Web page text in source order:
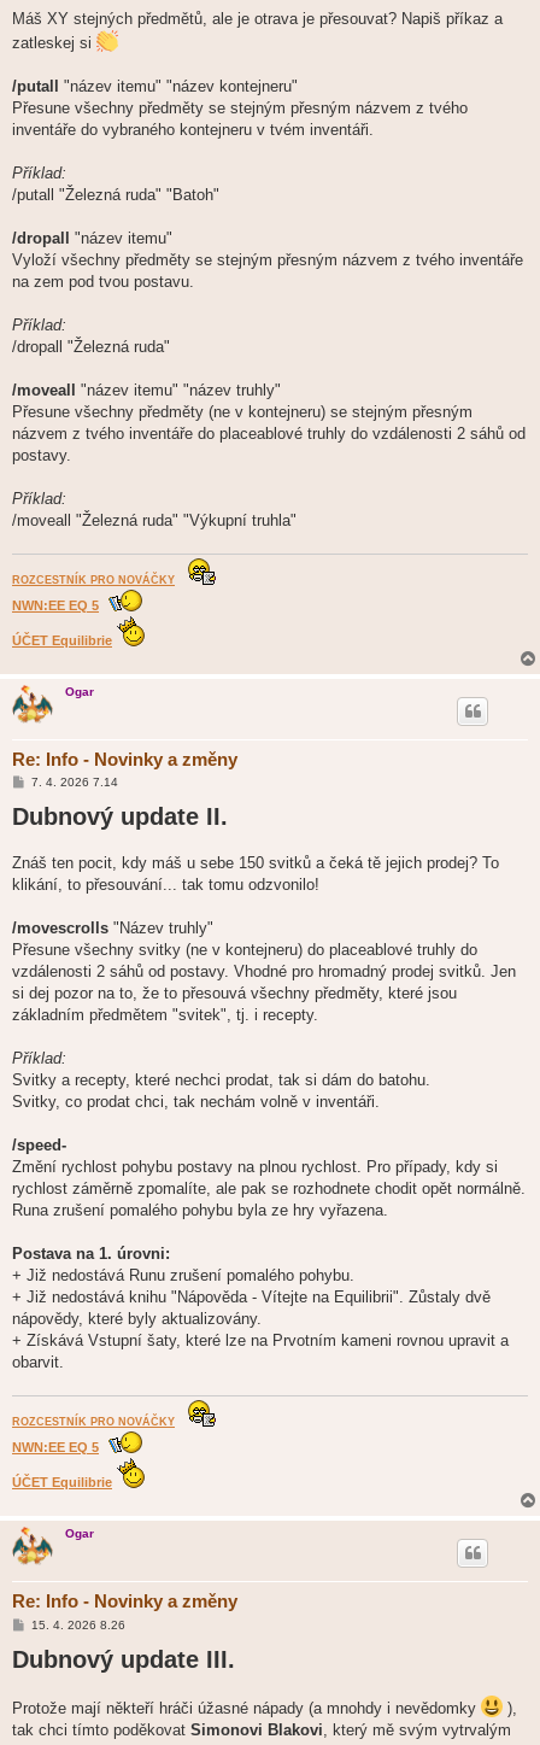
Máš XY stejných předmětů, ale je otrava je přesouvat? Napiš příkaz a
zatleskej si
/putall
"název itemu" "název kontejneru"
Přesune všechny předměty se stejným přesným názvem z tvého
inventáře do vybraného kontejneru v tvém inventáři.
Příklad:
/putall "Železná ruda" "Batoh"
/dropall
"název itemu"
Vyloží všechny předměty se stejným přesným názvem z tvého inventáře
na zem pod tvou postavu.
Příklad:
/dropall "Železná ruda"
/moveall
"název itemu" "název truhly"
Přesune všechny předměty (ne v kontejneru) se stejným přesným
názvem z tvého inventáře do placeablové truhly do vzdálenosti 2 sáhů od
postavy.
Příklad:
/moveall "Železná ruda" "Výkupní truhla"
ROZCESTNÍK PRO NOVÁČKY
NWN:EE EQ 5
ÚČET Equilibrie
Ogar
Re: Info - Novinky a změny
P
í
s
v
e
7. 4. 2026 7.14
Dubnový update II.
Znáš ten pocit, kdy máš u sebe 150 svitků a čeká tě jejich prodej? To
klikání, to přesouvání... tak tomu odzvonilo!
/movescrolls "Název truhly"
Přesune všechny svitky (ne v kontejneru) do placeablové truhly do
vzdálenosti 2 sáhů od postavy. Vhodné pro hromadný prodej svitků. Jen
si dej pozor na to, že to přesouvá všechny předměty, které jsou
základním předmětem "svitek", tj. i recepty.
Příklad:
Svitky a recepty, které nechci prodat, tak si dám do batohu.
Svitky, co prodat chci, tak nechám volně v inventáři.
/speed-
Změní rychlost pohybu postavy na plnou rychlost. Pro případy, kdy si
rychlost záměrně zpomalíte, ale pak se rozhodnete chodit opět normálně.
Runa zrušení pomalého pohybu byla ze hry vyřazena.
Postava na 1. úrovni:
+ Již nedostává Runu zrušení pomalého pohybu.
+ Již nedostává knihu "Nápověda - Vítejte na Equilibrii". Zůstaly dvě
nápovědy, které byly aktualizovány.
+ Získává Vstupní šaty, které lze na Prvotním kameni rovnou upravit a
obarvit.
ROZCESTNÍK PRO NOVÁČKY
NWN:EE EQ 5
ÚČET Equilibrie
Ogar
Re: Info - Novinky a změny
P
í
s
v
e
k
15. 4. 2026 8.26
Dubnový update III.
Protože mají někteří hráči úžasné nápady (a mnohdy i nevědomky
),
tak chci tímto poděkovat Simonovi Blakovi , který mě svým vytrvalým